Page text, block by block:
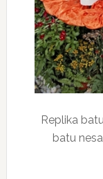
Replika
batu